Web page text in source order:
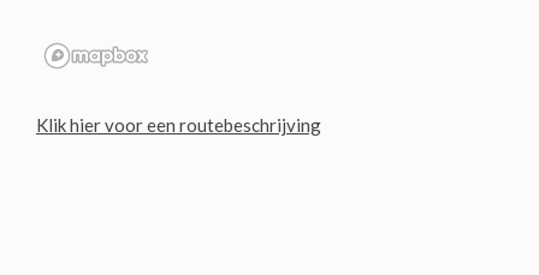
Klik hier voor een routebeschrijving